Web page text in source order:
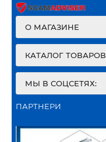
О МАГАЗИНЕ
КАТАЛОГ ТОВАРОВ
МЫ В СОЦСЕТЯХ:
ПАРТНЕРИ